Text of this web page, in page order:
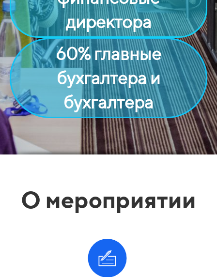
директора
60% главные
бухгалтера и
бухгалтера
О мероприятии